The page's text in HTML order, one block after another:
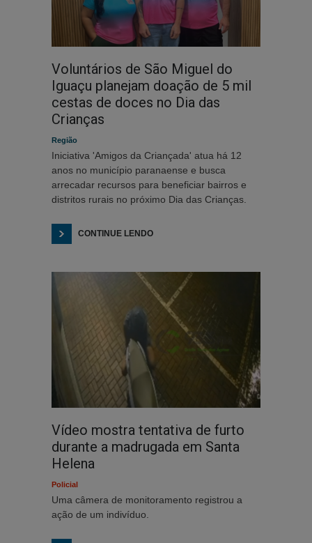
Voluntários de São Miguel do
Iguaçu planejam doação de 5 mil
cestas de doces no Dia das
Crianças
Região
Iniciativa 'Amigos da Criançada' atua há 12
anos no município paranaense e busca
arrecadar recursos para beneficiar bairros e
distritos rurais no próximo Dia das Crianças.
CONTINUE LENDO
Vídeo mostra tentativa de furto
durante a madrugada em Santa
Helena
Policial
Uma câmera de monitoramento registrou a
ação de um indivíduo.